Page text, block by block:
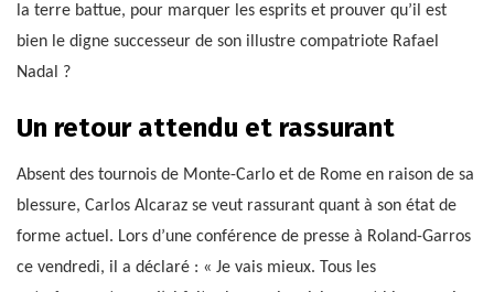
la terre battue, pour marquer les esprits et prouver qu’il est
bien le digne successeur de son illustre compatriote Rafael
Nadal ?
Un retour attendu et rassurant
Absent des tournois de Monte-Carlo et de Rome en raison de sa
blessure, Carlos Alcaraz se veut rassurant quant à son état de
forme actuel. Lors d’une conférence de presse à Roland-Garros
ce vendredi, il a déclaré : « Je vais mieux. Tous les